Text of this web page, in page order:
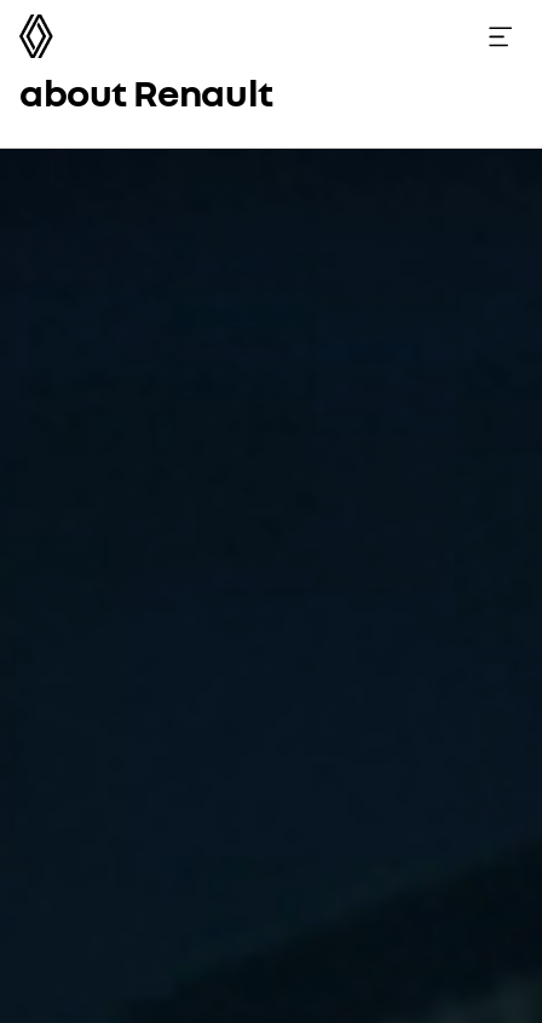
르노코리아 메뉴 열기
about Renault